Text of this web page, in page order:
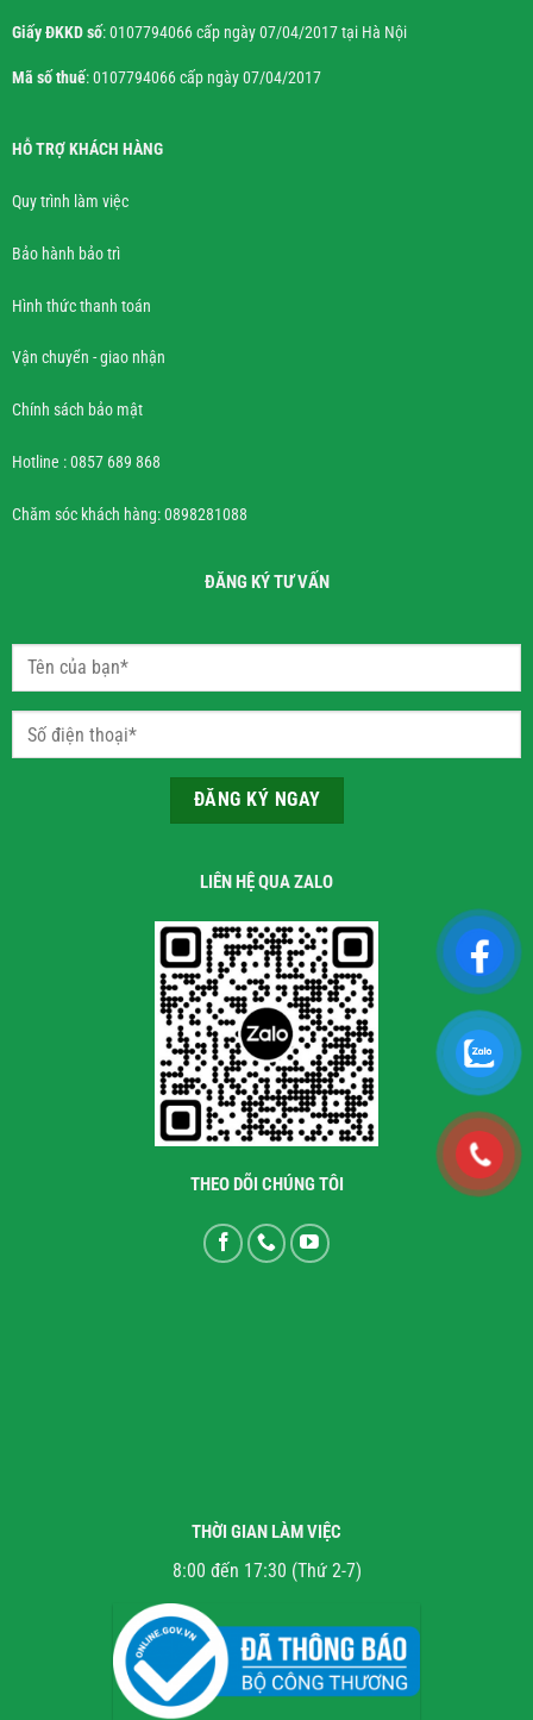
Giấy ĐKKD số: 0107794066 cấp ngày 07/04/2017 tại Hà Nội
Mã số thuế: 0107794066 cấp ngày 07/04/2017
HỖ TRỢ KHÁCH HÀNG
Quy trình làm việc
Bảo hành bảo trì
Hình thức thanh toán
Vận chuyển - giao nhận
Chính sách bảo mật
Hotline : 0857 689 868
Chăm sóc khách hàng: 0898281088
ĐĂNG KÝ TƯ VẤN
LIÊN HỆ QUA ZALO
THEO DÕI CHÚNG TÔI
THỜI GIAN LÀM VIỆC
8:00 đến 17:30 (Thứ 2-7)